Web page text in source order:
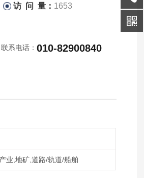
访 问 量： 1653
联系电话：010-82900840
业,地矿,道路/轨道/船舶